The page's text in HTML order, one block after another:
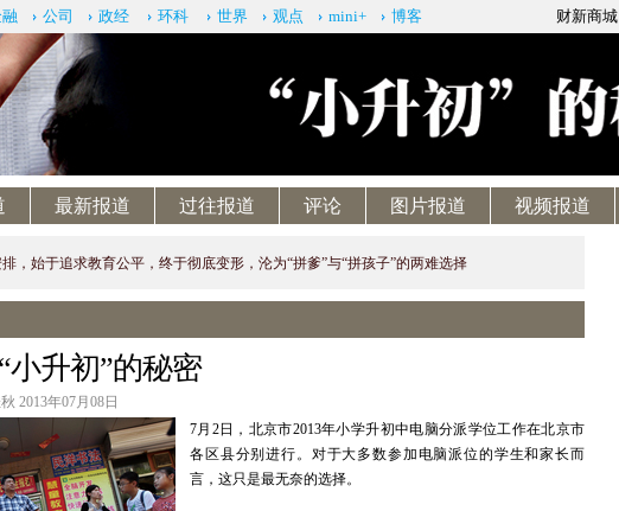
财新商城
公司 政经 环科 世界 观点 mini+ 博客
最新报道 过往报道 评论 图片报道 视频报道
，始于追求教育公平，终于彻底变形，沦为“拼爹”与“拼孩子”的两难选择
小升初”的秘密
2013年07月08日
7月2日，北京市2013年小学升初中电脑分派学位工作在北京市
各区县分别进行。对于大多数参加电脑派位的学生和家长而
言，这只是最无奈的选择。